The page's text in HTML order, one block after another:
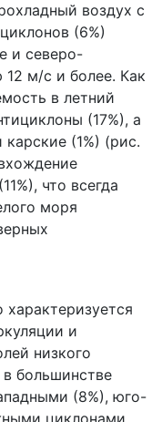
воздух с
(6%)
и северо-
м/с и более. Как
в летний
(17%), а
(1%) (рис.
что всегда
моря
и
низкого
большинстве
(8%), юго-